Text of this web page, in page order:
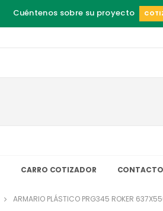
Cuéntenos sobre su proyecto
CARRO COTIZADOR CONTACTO
ARMARIO PLÁSTICO PRG345 ROKER